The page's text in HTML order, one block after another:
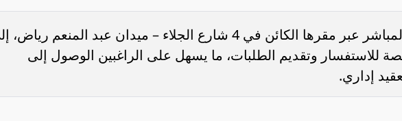
أتاحت الوزارة التقديم المباشر عبر مقرها الكائن في 4 شارع الجلاء – ميدان عبد المنعم
للاستفسار وتقديم الطلبات، ما يسهل على الراغبين الوصول إلى
إداري.